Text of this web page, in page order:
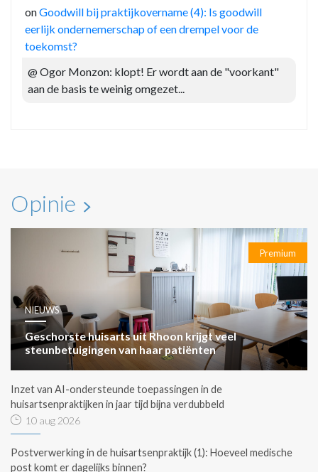
onGoodwill bij praktijkovername (4): Is goodwill
eerlijk ondernemerschap of een drempel voor de
toekomst?
@ Ogor Monzon: klopt! Er wordt aan de "voorkant"
aan de basis te weinig omgezet...
Opinie
Premium
NIEUWS
Geschorste huisarts uit Rhoon krijgt veel
steunbetuigingen van haar patiënten
Inzet van AI-ondersteunde toepassingen in de
huisartsenpraktijken in jaar tijd bijna verdubbeld
10 aug 2026
Postverwerking in de huisartsenpraktijk (1): Hoeveel medische
post komt er dagelijks binnen?